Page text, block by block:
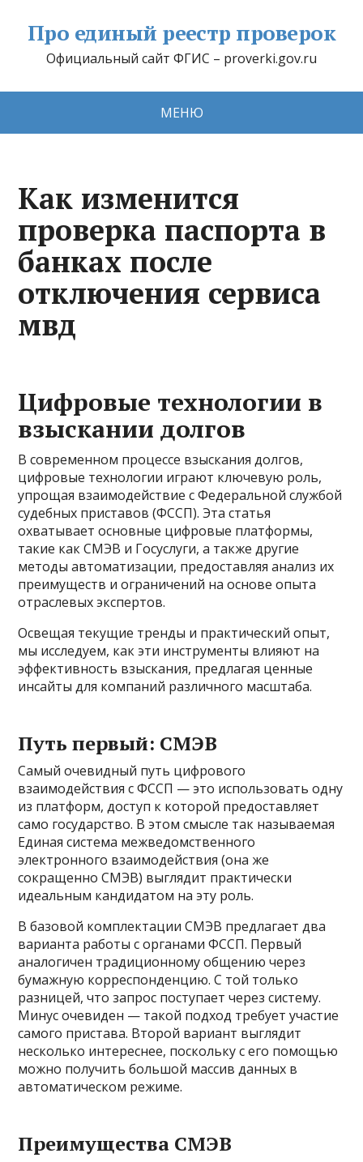
Про единый реестр проверок
Официальный сайт ФГИС – proverki.gov.ru
МЕНЮ
Как изменится
проверка паспорта в
банках после
отключения сервиса
мвд
Цифровые технологии в
взыскании долгов
В современном процессе взыскания долгов,
цифровые технологии играют ключевую роль,
упрощая взаимодействие с Федеральной службой
судебных приставов (ФССП). Эта статья
охватывает основные цифровые платформы,
такие как СМЭВ и Госуслуги, а также другие
методы автоматизации, предоставляя анализ их
преимуществ и ограничений на основе опыта
отраслевых экспертов.
Освещая текущие тренды и практический опыт,
мы исследуем, как эти инструменты влияют на
эффективность взыскания, предлагая ценные
инсайты для компаний различного масштаба.
Путь первый: СМЭВ
Самый очевидный путь цифрового
взаимодействия с ФССП — это использовать одну
из платформ, доступ к которой предоставляет
само государство. В этом смысле так называемая
Единая система межведомственного
электронного взаимодействия (она же
сокращенно СМЭВ) выглядит практически
идеальным кандидатом на эту роль.
В базовой комплектации СМЭВ предлагает два
варианта работы с органами ФССП. Первый
аналогичен традиционному общению через
бумажную корреспонденцию. С той только
разницей, что запрос поступает через систему.
Минус очевиден — такой подход требует участие
самого пристава. Второй вариант выглядит
несколько интереснее, поскольку с его помощью
можно получить большой массив данных в
автоматическом режиме.
Преимущества СМЭВ